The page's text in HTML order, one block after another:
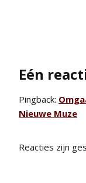
Eén
Pingback:
Nieuwe Muze
Reacties zijn